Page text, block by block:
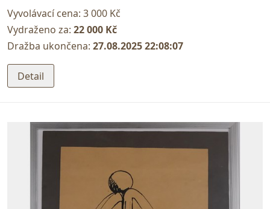
Vyvolávací cena: 3 000 Kč
Vydraženo za: 22 000 Kč
Dražba ukončena: 27.08.2025 22:08:07
Detail